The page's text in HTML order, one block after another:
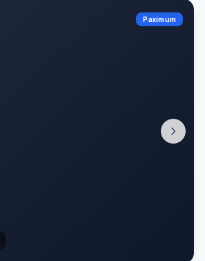
Paximum